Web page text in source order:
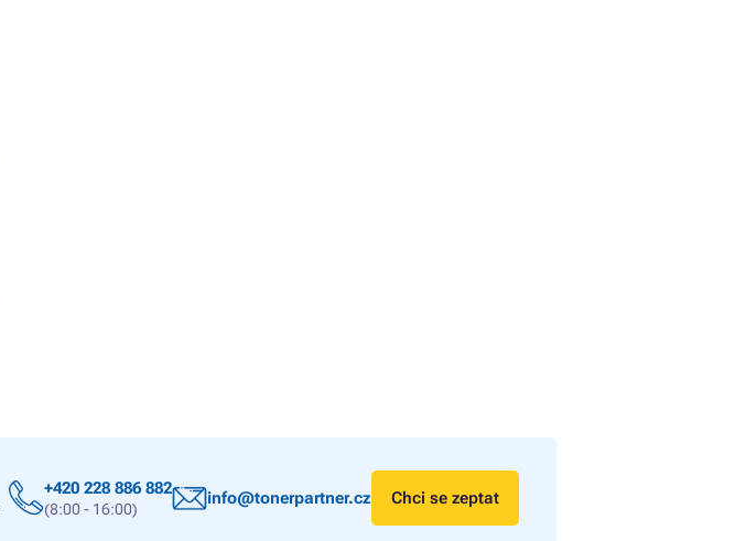
+420 228 886 882
(8:00 - 16:00)
info@tonerpartner.cz Chci se zeptat